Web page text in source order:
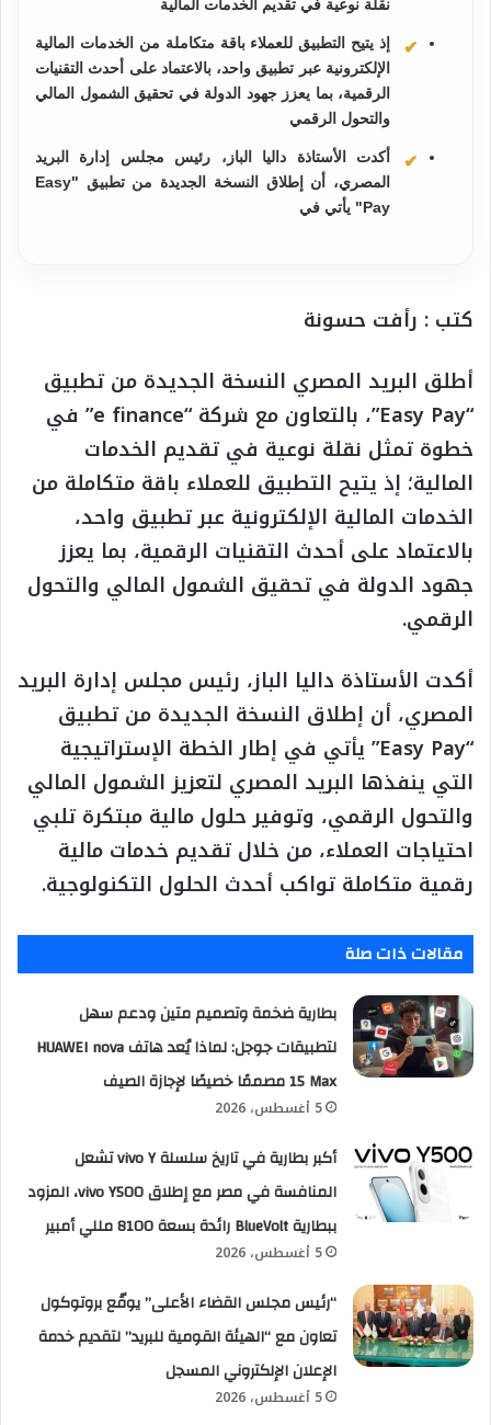
نقلة نوعية في تقديم الخدمات المالية
إذ يتيح التطبيق للعملاء باقة متكاملة من الخدمات المالية
الإلكترونية عبر تطبيق واحد، بالاعتماد على أحدث التقنيات
الرقمية، بما يعزز جهود الدولة في تحقيق الشمول المالي
والتحول الرقمي
أكدت الأستاذة داليا الباز، رئيس مجلس إدارة البريد
المصري، أن إطلاق النسخة الجديدة من تطبيق "Easy
Pay" يأتي في
كتب : رأفت حسونة
أطلق البريد المصري النسخة الجديدة من تطبيق
“Easy Pay”، بالتعاون مع شركة “e finance” في
خطوة تمثل نقلة نوعية في تقديم الخدمات
المالية؛ إذ يتيح التطبيق للعملاء باقة متكاملة من
الخدمات المالية الإلكترونية عبر تطبيق واحد،
بالاعتماد على أحدث التقنيات الرقمية، بما يعزز
جهود الدولة في تحقيق الشمول المالي والتحول
الرقمي.
أكدت الأستاذة داليا الباز، رئيس مجلس إدارة البريد
المصري، أن إطلاق النسخة الجديدة من تطبيق
“Easy Pay” يأتي في إطار الخطة الإستراتيجية
التي ينفذها البريد المصري لتعزيز الشمول المالي
والتحول الرقمي، وتوفير حلول مالية مبتكرة تلبي
احتياجات العملاء، من خلال تقديم خدمات مالية
رقمية متكاملة تواكب أحدث الحلول التكنولوجية.
مقالات ذات صلة
بطارية ضخمة وتصميم متين ودعم سهل
لتطبيقات جوجل: لماذا يُعد هاتف HUAWEI nova
15 Max مصممًا خصيصًا لإجازة الصيف
5 أغسطس، 2026
أكبر بطارية في تاريخ سلسلة vivo Y تشعل
المنافسة في مصر مع إطلاق vivo Y500، المزود
ببطارية BlueVolt رائدة بسعة 8100 مللي أمبير
5 أغسطس، 2026
“رئيس مجلس القضاء الأعلى” يوقّع بروتوكول
تعاون مع “الهيئة القومية للبريد” لتقديم خدمة
الإعلان الإلكتروني المسجل
5 أغسطس، 2026